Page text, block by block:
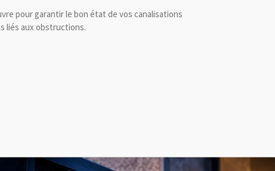
pour garantir le bon état de vos canalisations
liés aux obstructions.